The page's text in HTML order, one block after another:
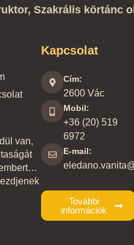
Szakrális körtánc
van,
Kapcsolat
Cím:
2600 Vác
Mobil:
+36 (20) 519
6972
E-mail:
További
információk